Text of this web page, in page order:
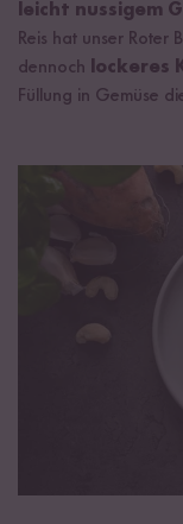
leicht nussigem
Reis hat unser Roter
dennoch
lockeres
Füllung in Gemüse